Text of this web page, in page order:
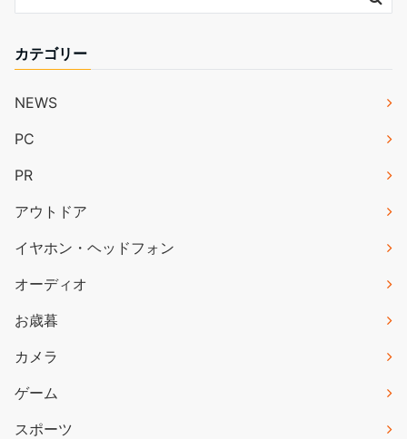
カテゴリー
NEWS
PC
PR
アウトドア
イヤホン・ヘッドフォン
オーディオ
お歳暮
カメラ
ゲーム
スポーツ